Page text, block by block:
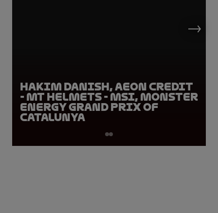
Hakim Danish, AEON Credit
- MT Helmets - MSI, Monster
Energy Grand Prix of
Catalunya